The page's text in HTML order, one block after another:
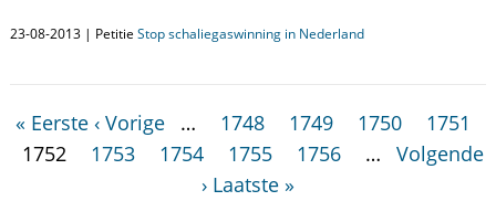
23-08-2013 | Petitie Stop schaliegaswinning in Nederland
« Eerste ‹ Vorige … 1748 1749 1750
1751
1752
1753 1754 1755 1756 …
Volgende
› Laatste »